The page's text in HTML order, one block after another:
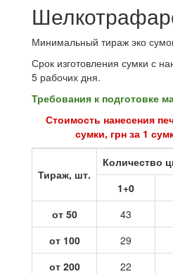
Минимальный тираж эко
Срок изготовления сумки с
5 рабочих дня.
Требования к подготовке
Стоимость нанесения
сумки, грн за 1
Тираж, шт.
Количество
1+0
от 50
43
от 100
29
от 200
22